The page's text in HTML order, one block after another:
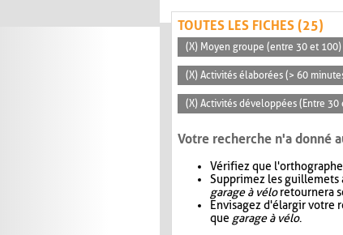
TOUTES LES FICHES (25)
(X) Moyen groupe (entre 30 et 100)
(X) Activités élaborées (> 60
(X) Activités développées (Entre 30
Votre recherche n'a donné
Vérifiez que
Supprimez les guillemets
garage à véloretournera
Envisagez d'élargir votre
que garage à vélo.